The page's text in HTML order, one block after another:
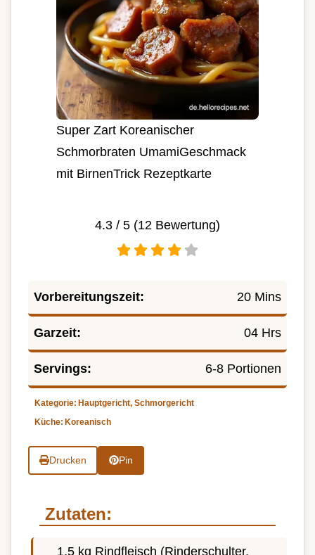
Super Zart Koreanischer
Schmorbraten UmamiGeschmack
mit BirnenTrick Rezeptkarte
4.3 / 5 (12 Bewertung)
Vorbereitungszeit: 20 Mins
Garzeit: 04 Hrs
Servings: 6-8 Portionen
Kategorie: Hauptgericht, Schmorgericht
Küche: Koreanisch
Drucken Pin
Zutaten:
1,5 kg Rindfleisch (Rinderschulter,